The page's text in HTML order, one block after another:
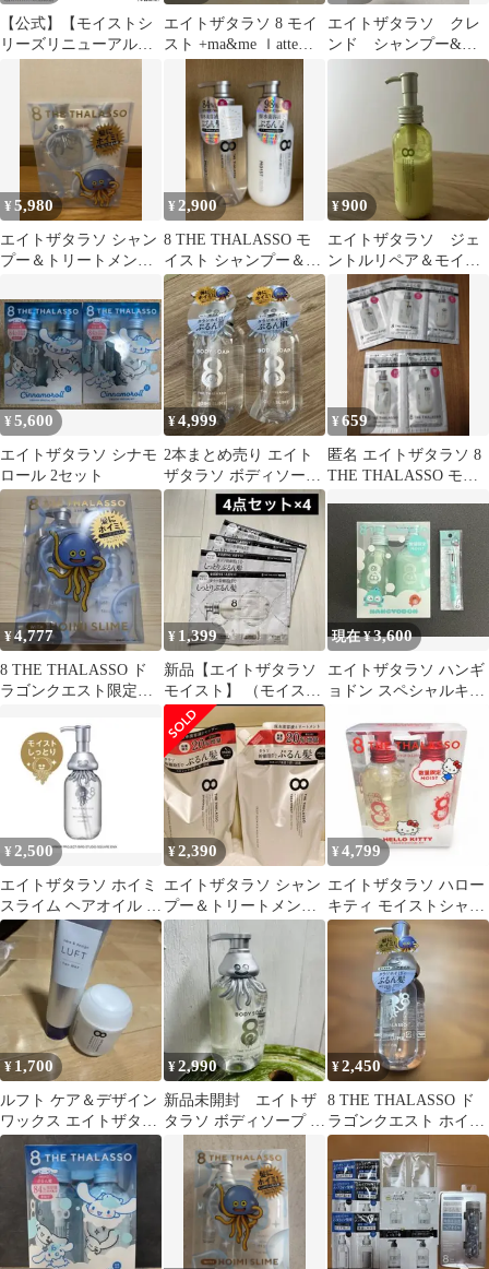
【公式】【モイストシ
リーズリニューアル】
8 THE THALASSO エ
イト ザ タラソ モイス
ト スムース 美容液シャ
ンプー コンディショナ
ー タラソ幹細胞 詰替
つめかえ ヘアケア
1200mL [単品]
エイトザタラソ 8 モイ
スト +ma&me ｌatte
エイトザタラソ クレ
ンド シャンプー&ト
リートメント トライア
ル・サンプル
¥5,980
エイトザタラソ シャン
プー＆トリートメント
ルハ限定）
¥ 2,900
8 THE THALASSO モ
イスト シャンプー＆ト
リートメントセット
¥900
エイトザタラソ ジェ
ントルリペア＆モイス
トチャージ 美容液ヘ
アミルク ミモザの香
¥5,600
エイトザタラソ シナモ
ロール 2セット
¥4,999
2本まとめ売り エイト
ザタラソ ボディソープ
ドラゴンクエスト限定
デザイン
¥659
匿名 エイトザタラソ 8
THE THALASSO モイ
¥4,777
8 THE THALASSO ド
ラゴンクエスト限定デ
¥ 1,399
新品【エイトザタラソ
モイスト】 （モイス
ト） 4点セット×4
現在 ¥3,600
エイトザタラソ ハンギ
ョドン スペシャルキッ
¥ 2,500
エイトザタラソ ホイミ
スライム ヘアオイル 限
定デザイン
¥2,390
エイトザタラソ シャン
プー＆トリートメント
20%増量 ぷるん髪
Moist
¥ 4,799
エイトザタラソ ハロー
キティ モイストシャン
プー スペシャルキット
¥ 1,700
ルフト ケア＆デザイン
ワックス エイトザタラ
ソモイスト＆リペアミ
ルクバーム
¥2,990
新品未開封 エイトザ
タラソ ボディソープ ド
ザイン
¥2,450
8 THE THALASSO ド
ラゴンクエスト ホイミ
スライム ヘアオイル